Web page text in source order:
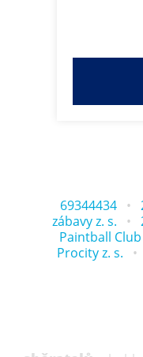
69344434
zábavy z. s.
Paintball
Procity z. s.